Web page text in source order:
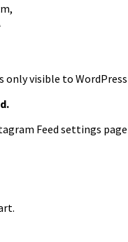
only visible to
Feed settings